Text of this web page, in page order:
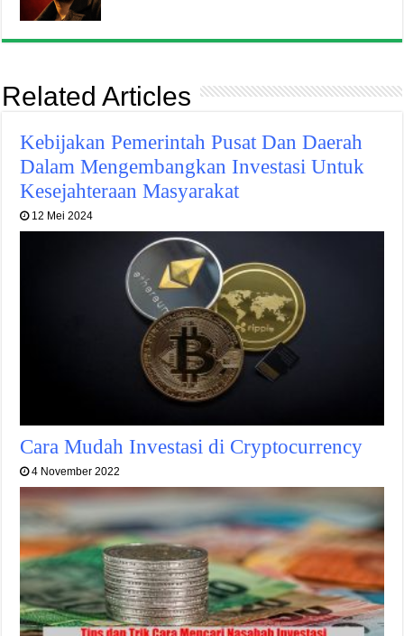
Related Articles
Kebijakan Pemerintah Pusat Dan Daerah
Dalam Mengembangkan Investasi Untuk
Kesejahteraan Masyarakat
12 Mei 2024
Cara Mudah Investasi di Cryptocurrency
4 November 2022